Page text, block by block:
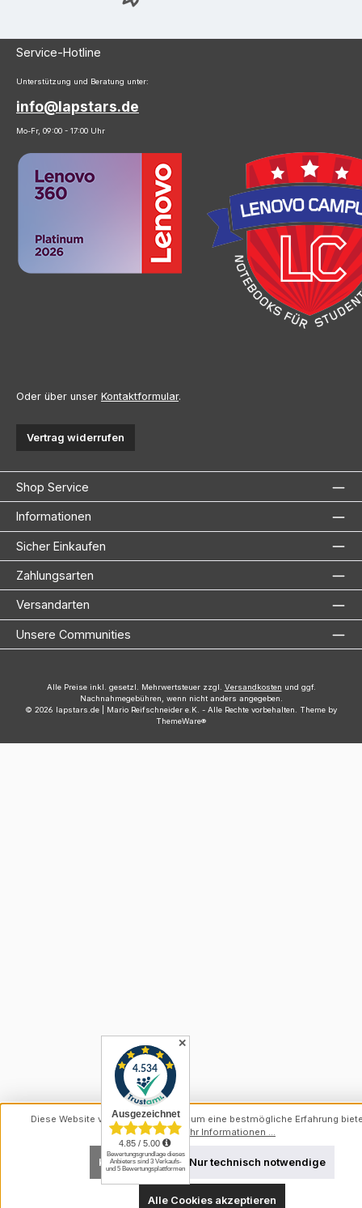
Service-Hotline
Unterstützung und Beratung unter:
info@lapstars.de
Mo-Fr, 09:00 - 17:00 Uhr
Oder über unser Kontaktformular.
Vertrag widerrufen
Shop Service
Informationen
Sicher Einkaufen
Zahlungsarten
Versandarten
Unsere Communities
Alle Preise inkl. gesetzl. Mehrwertsteuer zzgl. Versandkosten und ggf.
Nachnahmegebühren, wenn nicht anders angegeben.
© 2026 lapstars.de | Mario Reifschneider e.K. - Alle Rechte vorbehalten. Theme by
ThemeWare®
✕
Diese Website verwendet Cookies, um eine bestmögliche Erfahrung
können.Mehr Informationen ...
Nur technisch notwendige
Konfigurieren
Alle Cookies akzeptieren